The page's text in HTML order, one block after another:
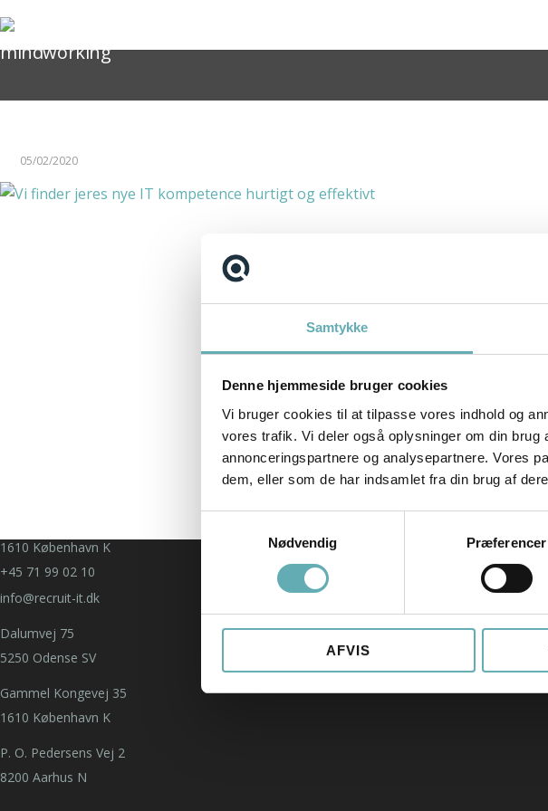
Samtykke
Denne hjemmeside bruger cookies
Vi bruger cookies til at tilpasse vores indhold og
vores trafik. Vi deler også oplysninger om din
annonceringspartnere og analysepartnere. Vores
dem, eller som de har indsamlet fra din brug af
Nødvendig
Præferencer
AFVIS
mindworking
05/02/2020
Teknisk Projektleder til Sunclass Airlines
Scrum Master til Ase i København
+45 71 99 02 10
info@recruit-it.com
1610 København K
+45 71 99 02 10
info@recruit-it.dk
Dalumvej 75
5250 Odense SV
Gammel Kongevej 35
1610 København K
P. O. Pedersens Vej 2
8200 Aarhus N